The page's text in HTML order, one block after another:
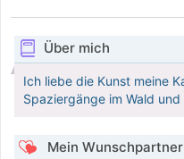
Über mich
Ich liebe die Kunst meine
Spaziergänge im Wald und
Mein Wunschpartner